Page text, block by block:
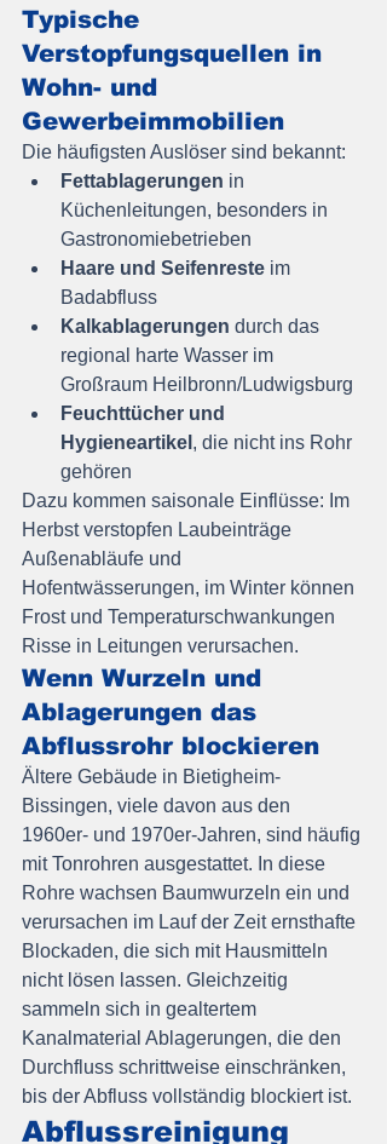
Typische
Verstopfungsquellen in
Wohn- und
Gewerbeimmobilien
Die häufigsten Auslöser sind bekannt:
Fettablagerungen in
Küchenleitungen, besonders in
Gastronomiebetrieben
Haare und Seifenreste im
Badabfluss
Kalkablagerungen durch das
regional harte Wasser im
Großraum Heilbronn/Ludwigsburg
Feuchttücher und
Hygieneartikel , die nicht ins Rohr
gehören
Dazu kommen saisonale Einflüsse: Im
Herbst verstopfen Laubeinträge
Außenabläufe und
Hofentwässerungen, im Winter können
Frost und Temperaturschwankungen
Risse in Leitungen verursachen.
Wenn Wurzeln und
Ablagerungen das
Abflussrohr blockieren
Ältere Gebäude in Bietigheim-
Bissingen, viele davon aus den
1960er- und 1970er-Jahren, sind häufig
mit Tonrohren ausgestattet. In diese
Rohre wachsen Baumwurzeln ein und
verursachen im Lauf der Zeit ernsthafte
Blockaden, die sich mit Hausmitteln
nicht lösen lassen. Gleichzeitig
sammeln sich in gealtertem
Kanalmaterial Ablagerungen, die den
Durchfluss schrittweise einschränken,
bis der Abfluss vollständig blockiert ist.
Abflussreinigung